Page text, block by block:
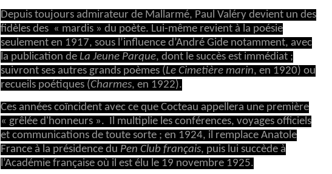
Depuis toujours admirateur de Mallarmé, Paul Valéry devient un des
fidèles des « mardis » du poète. Lui-même revient à la poésie
seulement en 1917, sous l’influence d’André Gide notamment, avec
la publication de La Jeune Parque, dont le succès est immédiat ;
suivront ses autres grands poèmes (Le Cimetière marin, en 1920) ou
recueils poétiques (Charmes, en 1922).
Ces années coïncident avec ce que Cocteau appellera une première
« grêlée d'honneurs ». Il multiplie les conférences, voyages officiels
et communications de toute sorte ; en 1924, il remplace Anatole
France à la présidence du Pen Club français, puis lui succède à
l’Académie française où il est élu le 19 novembre 1925.